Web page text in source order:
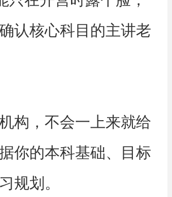
认核心科目的主讲老
构，不会一上来就给
你的本科基础、目标
规划。